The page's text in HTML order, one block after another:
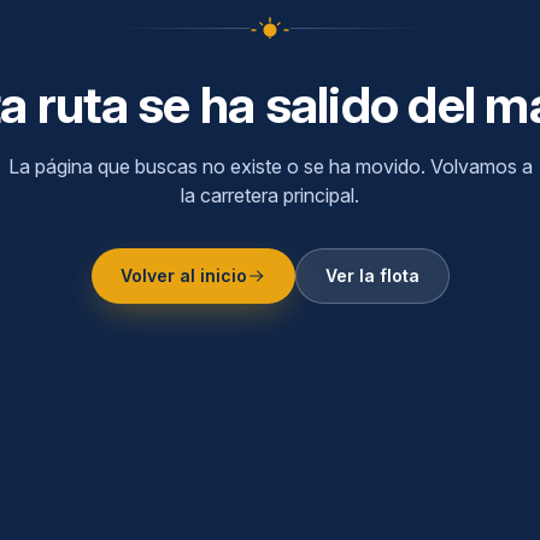
ruta se ha salido del
La página que buscas no existe o se ha movido. Volvamos a
la carretera principal.
Volver al inicio Ver la flota